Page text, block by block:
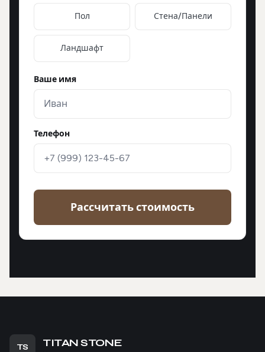
Пол Стена/Панели
Ландшафт
Ваше имя
Телефон
Рассчитать стоимость
TS TITAN STONE